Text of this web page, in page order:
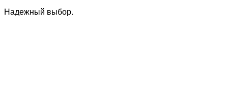
Надежный выбор.